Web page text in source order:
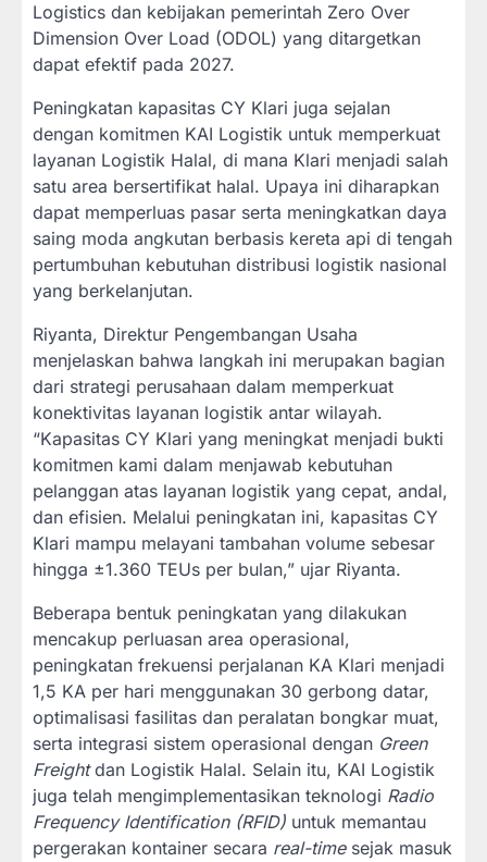
Logistics dan kebijakan pemerintah Zero Over
Dimension Over Load (ODOL) yang ditargetkan
dapat efektif pada 2027.
Peningkatan kapasitas CY Klari juga sejalan
dengan komitmen KAI Logistik untuk memperkuat
layanan Logistik Halal, di mana Klari menjadi salah
satu area bersertifikat halal. Upaya ini diharapkan
dapat memperluas pasar serta meningkatkan daya
saing moda angkutan berbasis kereta api di tengah
pertumbuhan kebutuhan distribusi logistik nasional
yang berkelanjutan.
Riyanta, Direktur Pengembangan Usaha
menjelaskan bahwa langkah ini merupakan bagian
dari strategi perusahaan dalam memperkuat
konektivitas layanan logistik antar wilayah.
“Kapasitas CY Klari yang meningkat menjadi bukti
komitmen kami dalam menjawab kebutuhan
pelanggan atas layanan logistik yang cepat, andal,
dan efisien. Melalui peningkatan ini, kapasitas CY
Klari mampu melayani tambahan volume sebesar
hingga ±1.360 TEUs per bulan,” ujar Riyanta.
Beberapa bentuk peningkatan yang dilakukan
mencakup perluasan area operasional,
peningkatan frekuensi perjalanan KA Klari menjadi
1,5 KA per hari menggunakan 30 gerbong datar,
optimalisasi fasilitas dan peralatan bongkar muat,
serta integrasi sistem operasional dengan Green
Freightdan Logistik Halal. Selain itu, KAI Logistik
juga telah mengimplementasikan teknologi Radio
Frequency Identification (RFID) untuk memantau
pergerakan kontainer secara real-timesejak masuk